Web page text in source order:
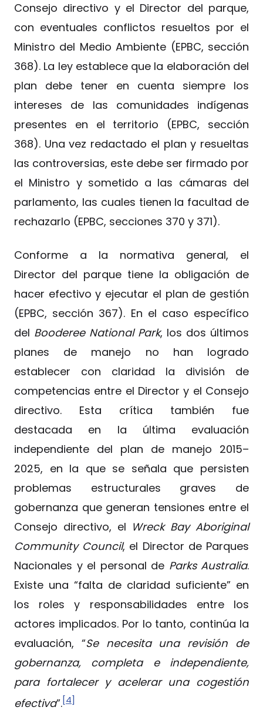
Consejo directivo y el Director del parque,
con eventuales conflictos resueltos por el
Ministro del Medio Ambiente (EPBC, sección
368). La ley establece que la elaboración del
plan debe tener en cuenta siempre los
intereses de las comunidades indígenas
presentes en el territorio (EPBC, sección
368). Una vez redactado el plan y resueltas
las controversias, este debe ser firmado por
el Ministro y sometido a las cámaras del
parlamento, las cuales tienen la facultad de
rechazarlo (EPBC, secciones 370 y 371).
Conforme a la normativa general, el
Director del parque tiene la obligación de
hacer efectivo y ejecutar el plan de gestión
(EPBC, sección 367). En el caso específico
del Booderee National Park, los dos últimos
planes de manejo no han logrado
establecer con claridad la división de
competencias entre el Director y el Consejo
directivo. Esta crítica también fue
destacada en la última evaluación
independiente del plan de manejo 2015–
2025, en la que se señala que persisten
problemas estructurales graves de
gobernanza que generan tensiones entre el
Consejo directivo, el Wreck Bay Aboriginal
Community Council, el Director de Parques
Nacionales y el personal de Parks Australia.
Existe una “falta de claridad suficiente” en
los roles y responsabilidades entre los
actores implicados. Por lo tanto, continúa la
evaluación, “Se necesita una revisión de
gobernanza, completa e independiente,
para fortalecer y acelerar una cogestión
efectiva”.[4]